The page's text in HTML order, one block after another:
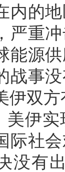
内的
严重
能源
战事
伊双
美伊
际社
没有